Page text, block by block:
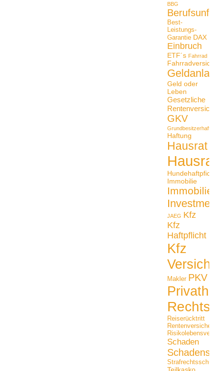
BBG
Best-
Leistungs-
Garantie DAX
Einbruch
ETF´s Fahrrad
Geld oder
Leben
Gesetzliche
GKV
Haftung
Hausrat
Hundehaftpficht
Immobilie
JAEG Kfz
Kfz
Haftpflicht
Kfz
Makler PKV
Reiserücktritt
Schaden
Strafrechtsschutz
Teilkasko